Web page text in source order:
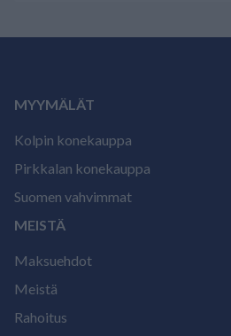
MYYMÄLÄT
Kolpin konekauppa
Pirkkalan konekauppa
Suomen vahvimmat
MEISTÄ
Maksuehdot
Meistä
Rahoitus